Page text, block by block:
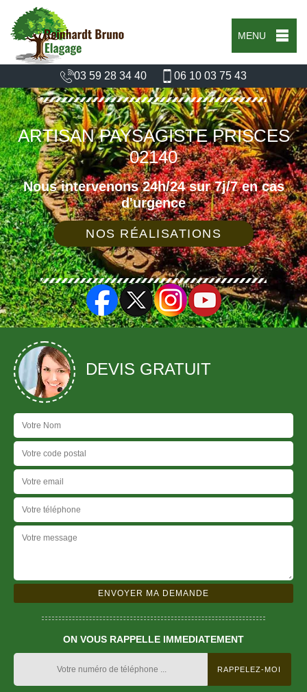
MENU
03 59 28 34 40 06 10 03 75 43
ARTISAN PAYSAGISTE PRISCES
02140
Nous intervenons 24h/24 sur 7j/7 en cas
d'urgence
NOS RÉALISATIONS
DEVIS GRATUIT
ON VOUS RAPPELLE IMMEDIATEMENT